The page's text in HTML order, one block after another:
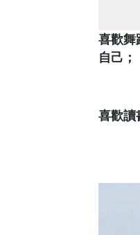
喜歡舞
自己；
喜歡讀